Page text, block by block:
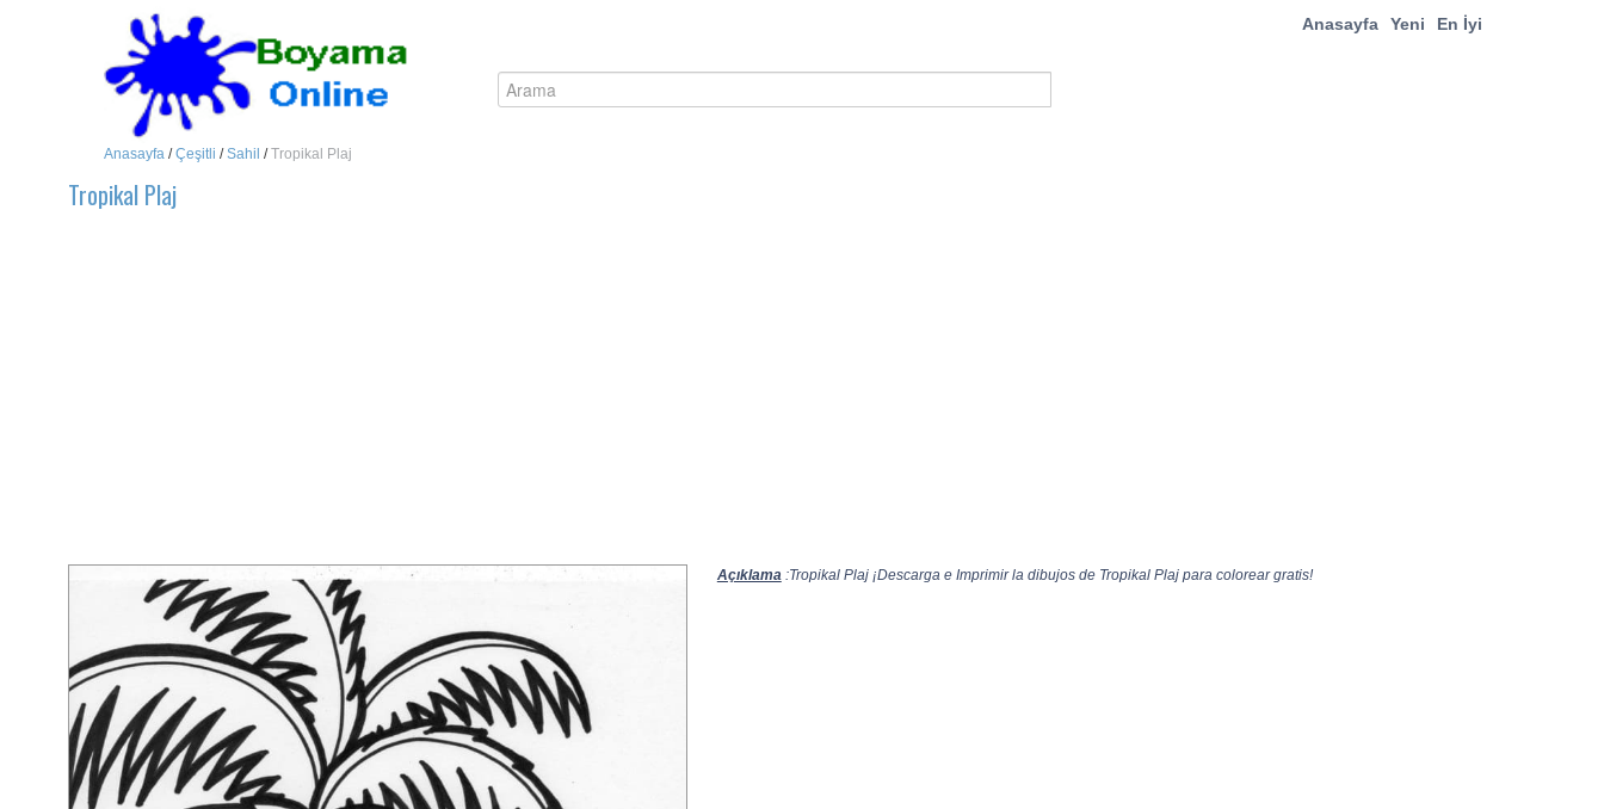
Anasayfa Yeni En İyi
Anasayfa /Çeşitli /Sahil /Tropikal Plaj
Tropikal Plaj
Açıklama:Tropikal Plaj ¡Descarga e Imprimir la dibujos de Tropikal Plaj para colorear gratis!